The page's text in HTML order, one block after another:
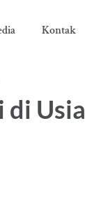
Kontak
di Usia